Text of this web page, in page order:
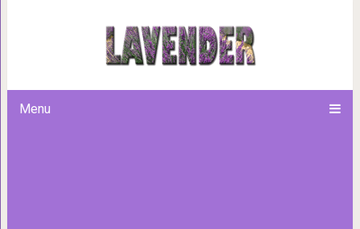
Menu
Мне было чуть больше сорока,
«Чем вы сейчас